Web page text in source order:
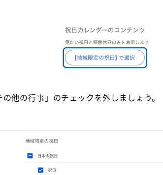
他の行事」のチェックを外しましょう。